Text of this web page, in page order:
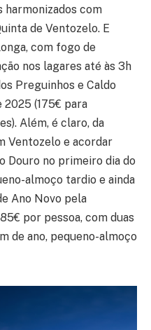
harmonizados com
de Ventozelo. E
com fogo de
nos lagares até às 3h
Preguinhos e Caldo
(175€ para
Além, é claro, da
Ventozelo e acordar
Douro no primeiro dia do
almoço tardio e ainda
Ano Novo pela
por pessoa, com duas
de ano, pequeno-almoço